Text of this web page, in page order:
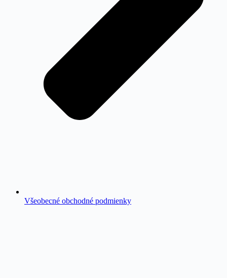
Všeobecné obchodné podmienky